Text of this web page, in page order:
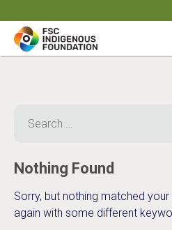
to
content
for:
Nothing Found
Sorry, but nothing matched
again with some different